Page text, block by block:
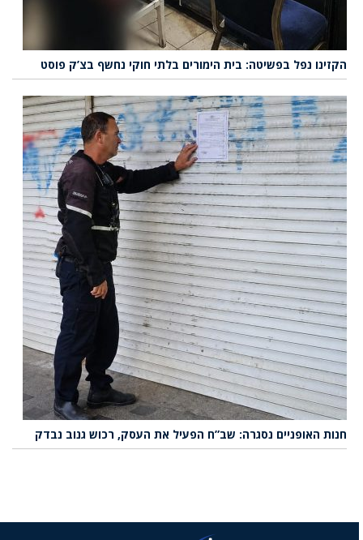
הקזינו נפל בפשיטה: בית הימורים בלתי חוקי נחשף בצ’ק פוסט
חנות האופניים נסגרה: שב”ח הפעיל את העסק, רכוש גנוב נבדק